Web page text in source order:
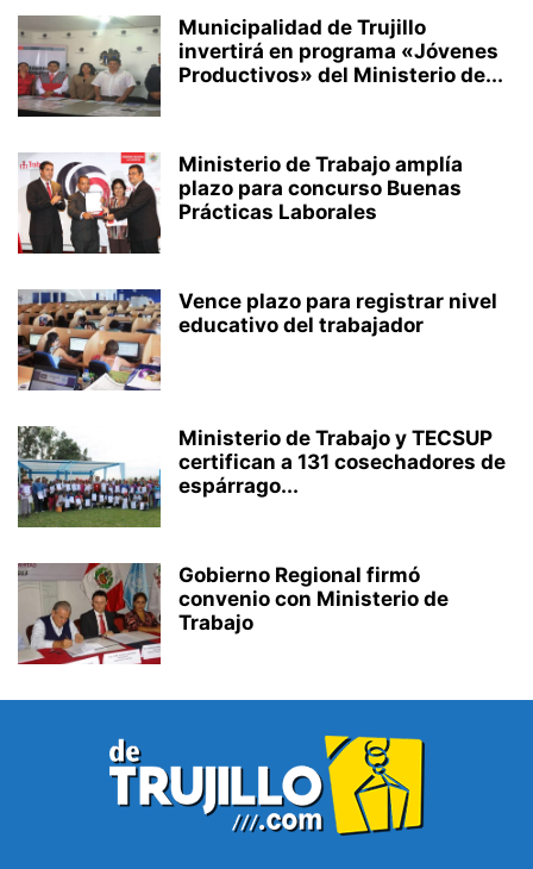
Municipalidad de Trujillo
invertirá en programa «Jóvenes
Productivos» del Ministerio de...
Ministerio de Trabajo amplía
plazo para concurso Buenas
Prácticas Laborales
Vence plazo para registrar nivel
educativo del trabajador
Ministerio de Trabajo y TECSUP
certifican a 131 cosechadores de
espárrago...
Gobierno Regional firmó
convenio con Ministerio de
Trabajo